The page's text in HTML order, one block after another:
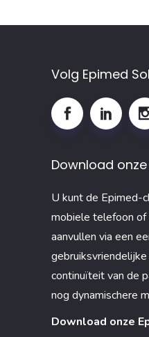
ICU
helpen
verminderen?
de
een
patiënt
op
ICU
Volg Epimed
Download
U kunt de Epimed-
mobiele telefoon
aanvullen via een
continuïteit van de
nog dynamischere
Download onze